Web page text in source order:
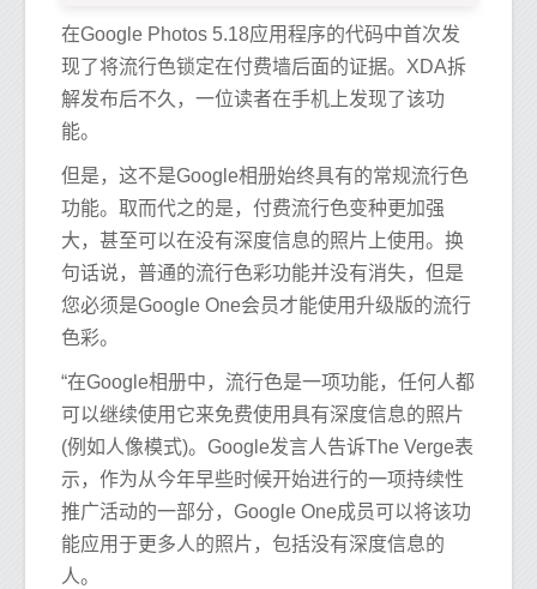
在Google Photos 5.18应用程序的代码中首次发
现了将流行色锁定在付费墙后面的证据。XDA拆
解发布后不久，一位读者在手机上发现了该功
能。
但是，这不是Google相册始终具有的常规流行色
功能。取而代之的是，付费流行色变种更加强
大，甚至可以在没有深度信息的照片上使用。换
句话说，普通的流行色彩功能并没有消失，但是
您必须是Google One会员才能使用升级版的流行
色彩。
“在Google相册中，流行色是一项功能，任何人都
可以继续使用它来免费使用具有深度信息的照片
(例如人像模式)。Google发言人告诉The Verge表
示，作为从今年早些时候开始进行的一项持续性
推广活动的一部分，Google One成员可以将该功
能应用于更多人的照片，包括没有深度信息的
人。